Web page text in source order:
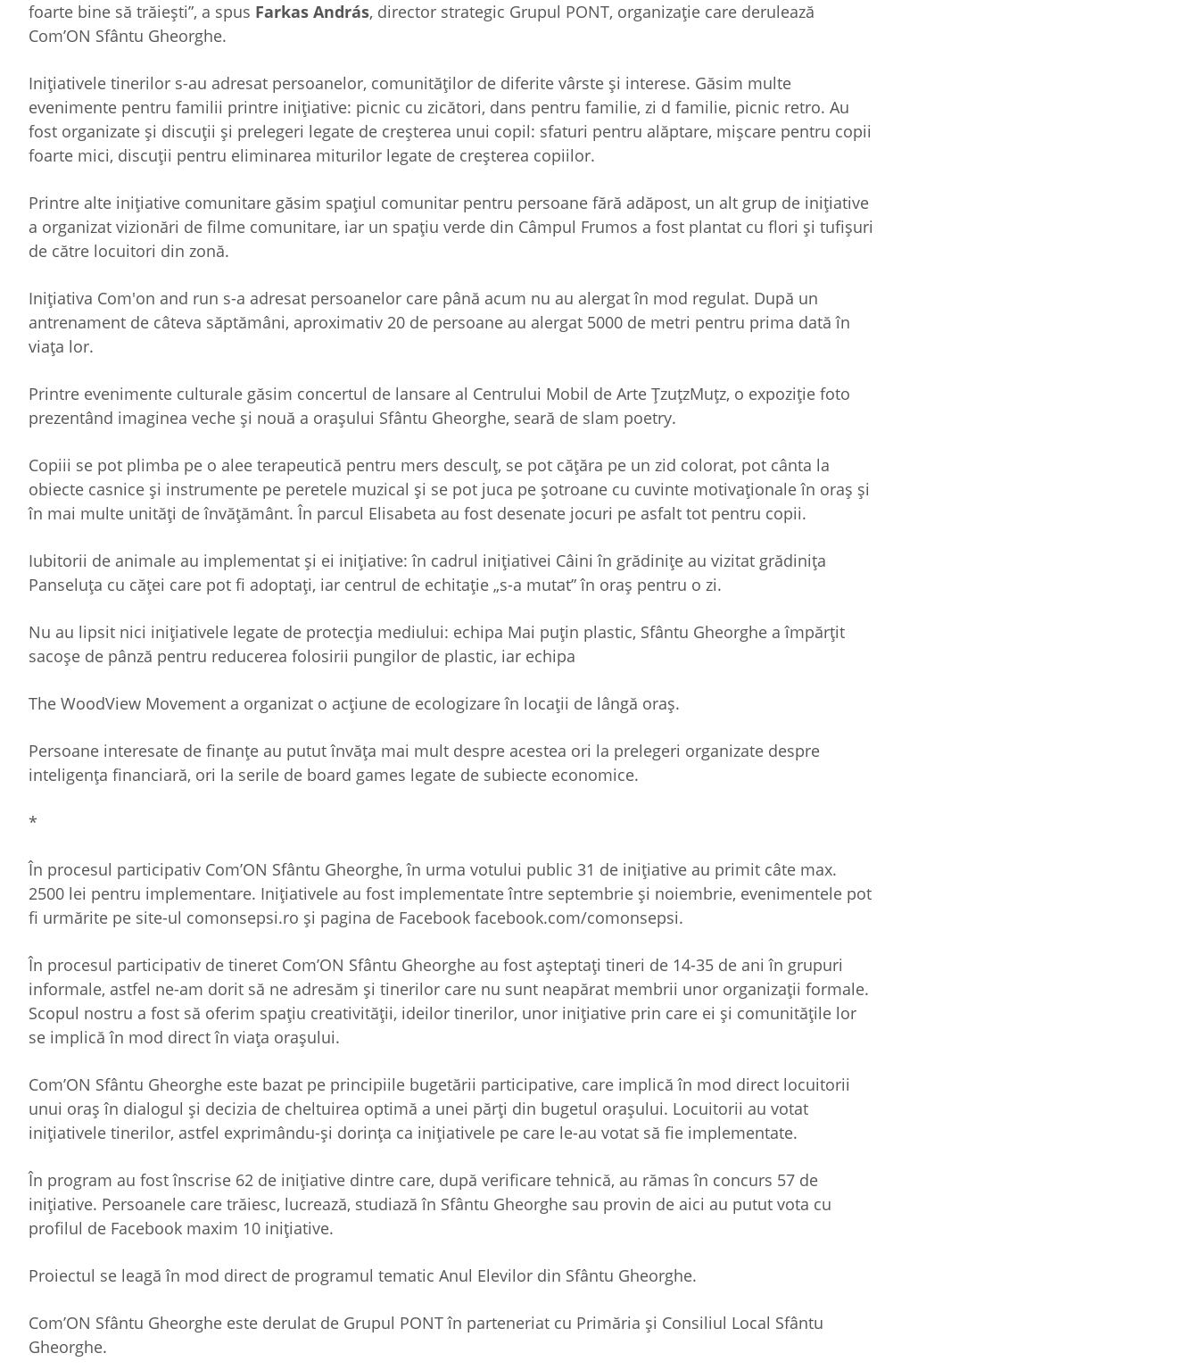
foarte bine să trăiești”, a spus Farkas András, director strategic Grupul PONT, organizație care derulează
Com’ON Sfântu Gheorghe.
Inițiativele tinerilor s-au adresat persoanelor, comunităților de diferite vârste și interese. Găsim multe
evenimente pentru familii printre inițiative: picnic cu zicători, dans pentru familie, zi d familie, picnic retro. Au
fost organizate și discuții și prelegeri legate de creșterea unui copil: sfaturi pentru alăptare, mișcare pentru copii
foarte mici, discuții pentru eliminarea miturilor legate de creșterea copiilor.
Printre alte inițiative comunitare găsim spațiul comunitar pentru persoane fără adăpost, un alt grup de inițiative
a organizat vizionări de filme comunitare, iar un spațiu verde din Câmpul Frumos a fost plantat cu flori și tufișuri
de către locuitori din zonă.
Inițiativa Com'on and run s-a adresat persoanelor care până acum nu au alergat în mod regulat. După un
antrenament de câteva săptămâni, aproximativ 20 de persoane au alergat 5000 de metri pentru prima dată în
viața lor.
Printre evenimente culturale găsim concertul de lansare al Centrului Mobil de Arte ȚzuțzMuțz, o expoziție foto
prezentând imaginea veche și nouă a orașului Sfântu Gheorghe, seară de slam poetry.
Copiii se pot plimba pe o alee terapeutică pentru mers desculț, se pot cățăra pe un zid colorat, pot cânta la
obiecte casnice și instrumente pe peretele muzical și se pot juca pe șotroane cu cuvinte motivaționale în oraș și
în mai multe unități de învățământ. În parcul Elisabeta au fost desenate jocuri pe asfalt tot pentru copii.
Iubitorii de animale au implementat și ei inițiative: în cadrul inițiativei Câini în grădinițe au vizitat grădinița
Panseluța cu căței care pot fi adoptați, iar centrul de echitație „s-a mutat” în oraș pentru o zi.
Nu au lipsit nici inițiativele legate de protecția mediului: echipa Mai puțin plastic, Sfântu Gheorghe a împărțit
sacoșe de pânză pentru reducerea folosirii pungilor de plastic, iar echipa
The WoodView Movement a organizat o acțiune de ecologizare în locații de lângă oraș.
Persoane interesate de finanțe au putut învăța mai mult despre acestea ori la prelegeri organizate despre
inteligența financiară, ori la serile de board games legate de subiecte economice.
*
În procesul participativ Com’ON Sfântu Gheorghe, în urma votului public 31 de inițiative au primit câte max.
2500 lei pentru implementare. Inițiativele au fost implementate între septembrie și noiembrie, evenimentele pot
fi urmărite pe site-ul comonsepsi.ro și pagina de Facebook facebook.com/comonsepsi.
În procesul participativ de tineret Com’ON Sfântu Gheorghe au fost așteptaţi tineri de 14-35 de ani în grupuri
informale, astfel ne-am dorit să ne adresăm și tinerilor care nu sunt neapărat membrii unor organizații formale.
Scopul nostru a fost să oferim spațiu creativității, ideilor tinerilor, unor inițiative prin care ei și comunitățile lor
se implică în mod direct în viața orașului.
Com’ON Sfântu Gheorghe este bazat pe principiile bugetării participative, care implică în mod direct locuitorii
unui oraș în dialogul și decizia de cheltuirea optimă a unei părți din bugetul orașului. Locuitorii au votat
inițiativele tinerilor, astfel exprimându-și dorința ca inițiativele pe care le-au votat să fie implementate.
În program au fost înscrise 62 de inițiative dintre care, după verificare tehnică, au rămas în concurs 57 de
inițiative. Persoanele care trăiesc, lucrează, studiază în Sfântu Gheorghe sau provin de aici au putut vota cu
profilul de Facebook maxim 10 inițiative.
Proiectul se leagă în mod direct de programul tematic Anul Elevilor din Sfântu Gheorghe.
Com’ON Sfântu Gheorghe este derulat de Grupul PONT în parteneriat cu Primăria și Consiliul Local Sfântu
Gheorghe.